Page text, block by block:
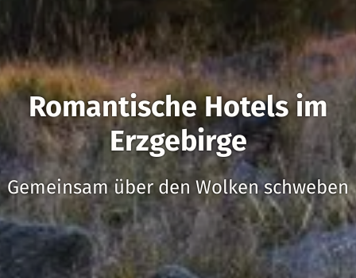
Romantische Hotels im
Erzgebirge
Gemeinsam über den Wolken schweben